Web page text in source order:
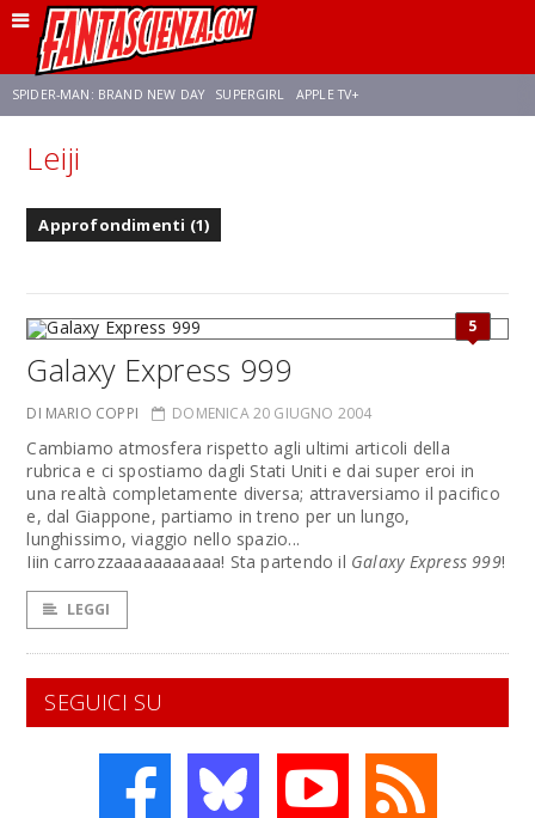
SPIDER-MAN: BRAND NEW DAY SUPERGIRL APPLE TV+
FRANCO RICCIARDIELLO
Leiji
Approfondimenti (1)
5
Galaxy Express 999
DI MARIO COPPI DOMENICA 20 GIUGNO 2004
Cambiamo atmosfera rispetto agli ultimi articoli della
rubrica e ci spostiamo dagli Stati Uniti e dai super eroi in
una realtà completamente diversa; attraversiamo il pacifico
e, dal Giappone, partiamo in treno per un lungo,
lunghissimo, viaggio nello spazio...
Iiin carrozzaaaaaaaaaaa! Sta partendo il Galaxy Express 999!
LEGGI
SEGUICI SU